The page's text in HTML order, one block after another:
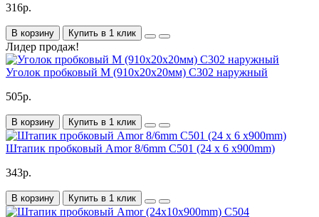
316р.
В корзину Купить в 1 клик
Лидер продаж!
Уголок пробковый М (910х20х20мм) C302 наружный
505р.
В корзину Купить в 1 клик
Штапик пробковый Amor 8/6mm C501 (24 х 6 x900mm)
343р.
В корзину Купить в 1 клик